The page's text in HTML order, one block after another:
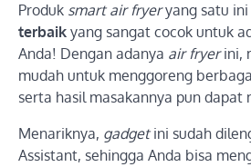
Produk smart air fryeryang satu ini
terbaik yang sangat cocok untuk
Anda! Dengan adanya air fryerini,
mudah untuk menggoreng
serta hasil masakannya pun dapat
Menariknya, gadgetini sudah
Assistant, sehingga Anda bisa